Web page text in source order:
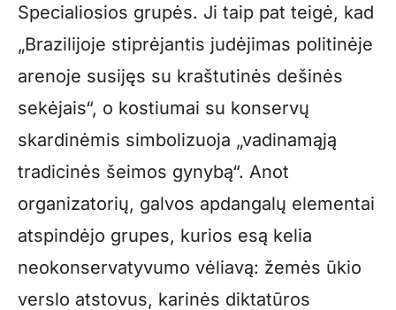
Specialiosios grupės. Ji taip pat teigė, kad
„Brazilijoje stiprėjantis judėjimas politinėje
arenoje susijęs su kraštutinės dešinės
sekėjais“, o kostiumai su konservų
skardinėmis simbolizuoja „vadinamąją
tradicinės šeimos gynybą“. Anot
organizatorių, galvos apdangalų elementai
atspindėjo grupes, kurios esą kelia
neokonservatyvumo vėliavą: žemės ūkio
verslo atstovus, karinės diktatūros